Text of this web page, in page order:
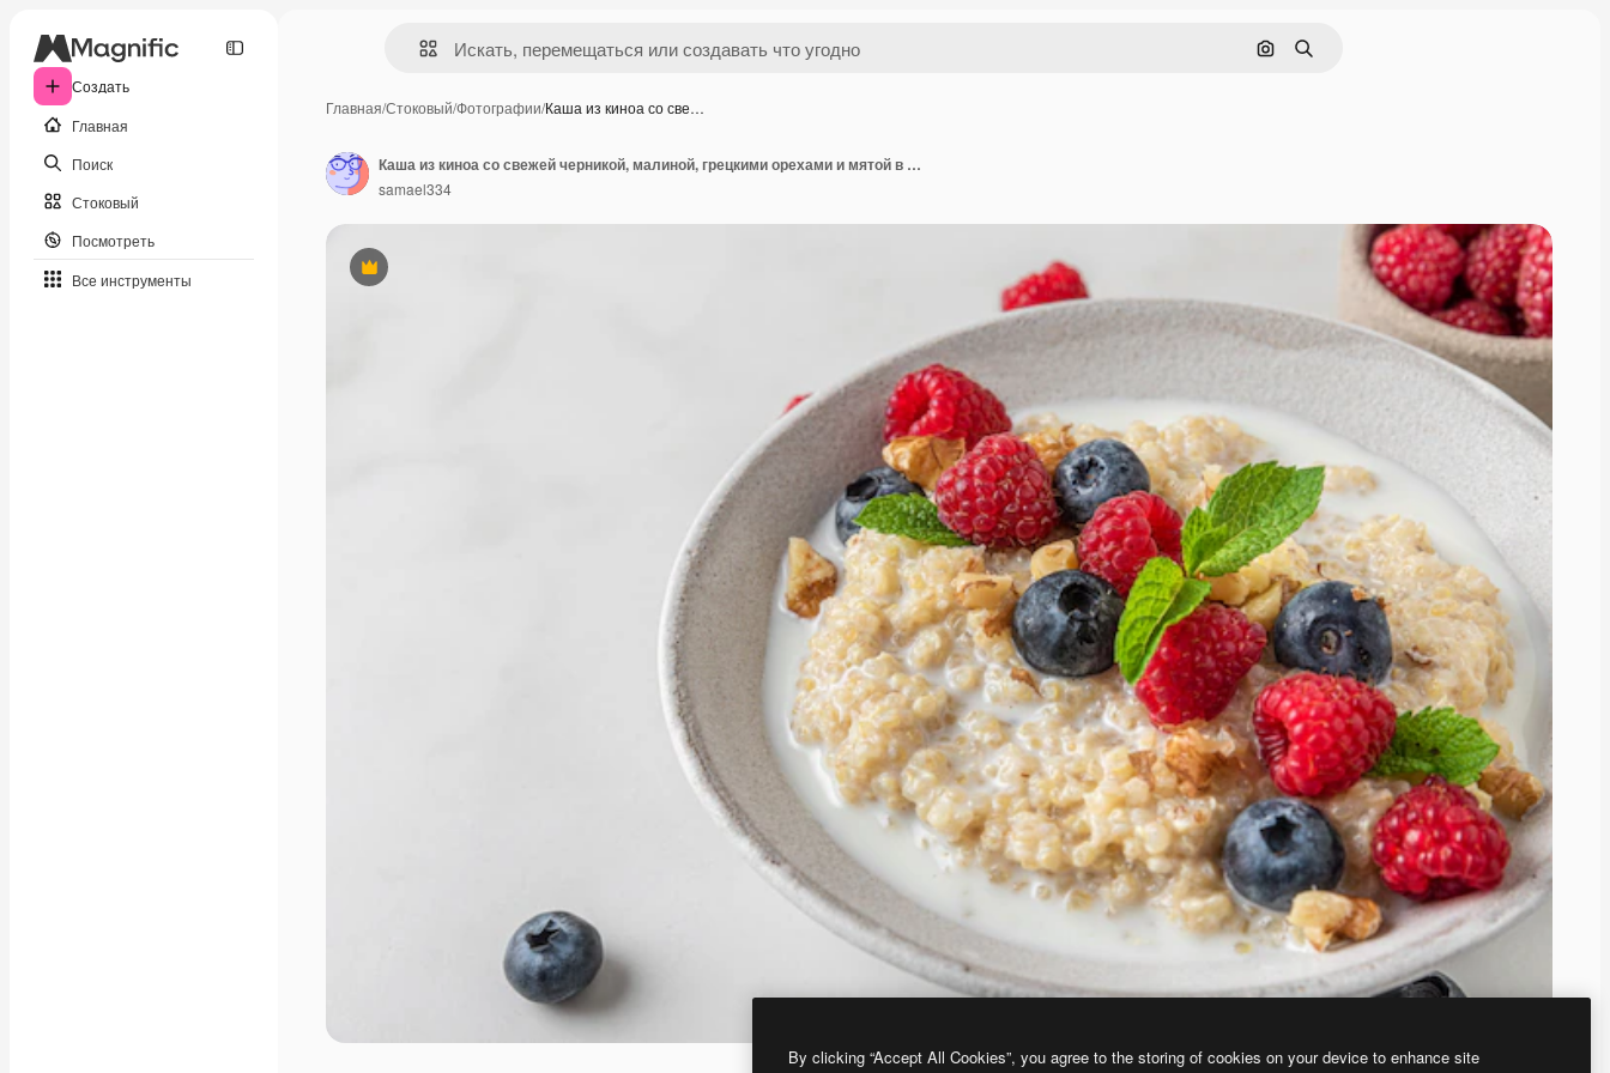
Создать
Главная
Поиск
Стоковый
Посмотреть
Все инструменты
Поиск по изображению
Поиск
Главная/Стоковый/Фотографии/Каша из киноа со све…
Премиум
Каша из киноа со свежей черникой, малиной, грецкими орехами и мятой в миске на белом фоне. крупным планом. здоровый диетический завтрак
samael334
By clicking “Accept All Cookies”, you agree to the storing of cookies on your device to enhance site